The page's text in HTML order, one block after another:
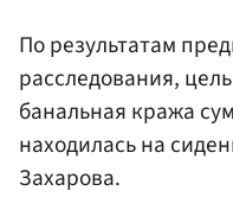
По результатам
расследования,
банальная кража
находилась на
Захарова.